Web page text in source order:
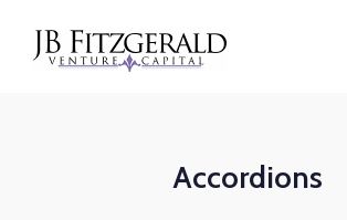
Accordions